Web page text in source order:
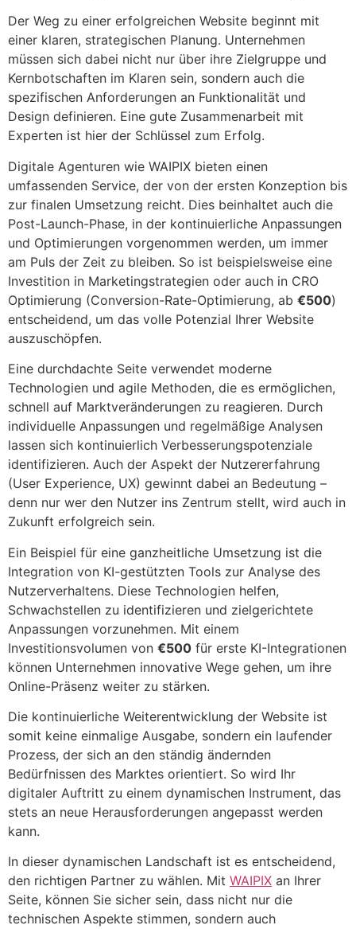
Der Weg zu einer erfolgreichen Website beginnt mit
einer klaren, strategischen Planung. Unternehmen
müssen sich dabei nicht nur über ihre Zielgruppe und
Kernbotschaften im Klaren sein, sondern auch die
spezifischen Anforderungen an Funktionalität und
Design definieren. Eine gute Zusammenarbeit mit
Experten ist hier der Schlüssel zum Erfolg.
Digitale Agenturen wie WAIPIX bieten einen
umfassenden Service, der von der ersten Konzeption bis
zur finalen Umsetzung reicht. Dies beinhaltet auch die
Post-Launch-Phase, in der kontinuierliche Anpassungen
und Optimierungen vorgenommen werden, um immer
am Puls der Zeit zu bleiben. So ist beispielsweise eine
Investition in Marketingstrategien oder auch in CRO
Optimierung (Conversion-Rate-Optimierung, ab €500)
entscheidend, um das volle Potenzial Ihrer Website
auszuschöpfen.
Eine durchdachte Seite verwendet moderne
Technologien und agile Methoden, die es ermöglichen,
schnell auf Marktveränderungen zu reagieren. Durch
individuelle Anpassungen und regelmäßige Analysen
lassen sich kontinuierlich Verbesserungspotenziale
identifizieren. Auch der Aspekt der Nutzererfahrung
(User Experience, UX) gewinnt dabei an Bedeutung –
denn nur wer den Nutzer ins Zentrum stellt, wird auch in
Zukunft erfolgreich sein.
Ein Beispiel für eine ganzheitliche Umsetzung ist die
Integration von KI-gestützten Tools zur Analyse des
Nutzerverhaltens. Diese Technologien helfen,
Schwachstellen zu identifizieren und zielgerichtete
Anpassungen vorzunehmen. Mit einem
Investitionsvolumen von €500 für erste KI-Integrationen
können Unternehmen innovative Wege gehen, um ihre
Online-Präsenz weiter zu stärken.
Die kontinuierliche Weiterentwicklung der Website ist
somit keine einmalige Ausgabe, sondern ein laufender
Prozess, der sich an den ständig ändernden
Bedürfnissen des Marktes orientiert. So wird Ihr
digitaler Auftritt zu einem dynamischen Instrument, das
stets an neue Herausforderungen angepasst werden
kann.
In dieser dynamischen Landschaft ist es entscheidend,
den richtigen Partner zu wählen. Mit WAIPIX an Ihrer
Seite, können Sie sicher sein, dass nicht nur die
technischen Aspekte stimmen, sondern auch